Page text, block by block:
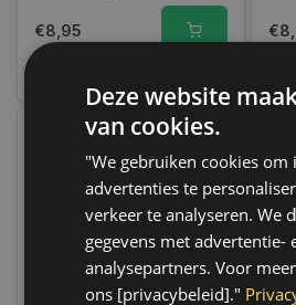
€8,95
Deze website
van cookies.
"We gebruiken cookies om
advertenties te
verkeer te analyseren. We
gegevens met advertentie-
analysepartners. Voor
ons [privacybeleid]."